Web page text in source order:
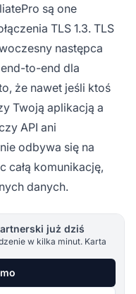
są one
TLS 1.3. TLS
następca
to-end dla
że nawet jeśli ktoś
Twoją aplikacją a
API ani
odbywa się na
całą komunikację,
danych.
już dziś
w kilka minut. Karta